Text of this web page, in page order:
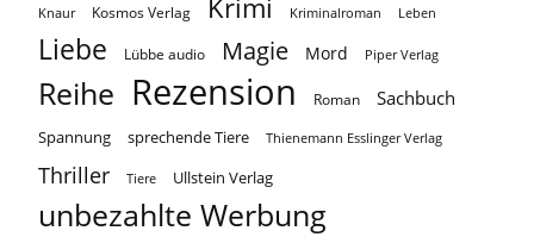
Knaur Kosmos Verlag Krimi Kriminalroman Leben
Liebe Lübbe audio Magie Mord Piper Verlag
Reihe Rezension Roman Sachbuch
Spannung sprechende Tiere Thienemann Esslinger Verlag
Thriller Tiere Ullstein Verlag
unbezahlte Werbung